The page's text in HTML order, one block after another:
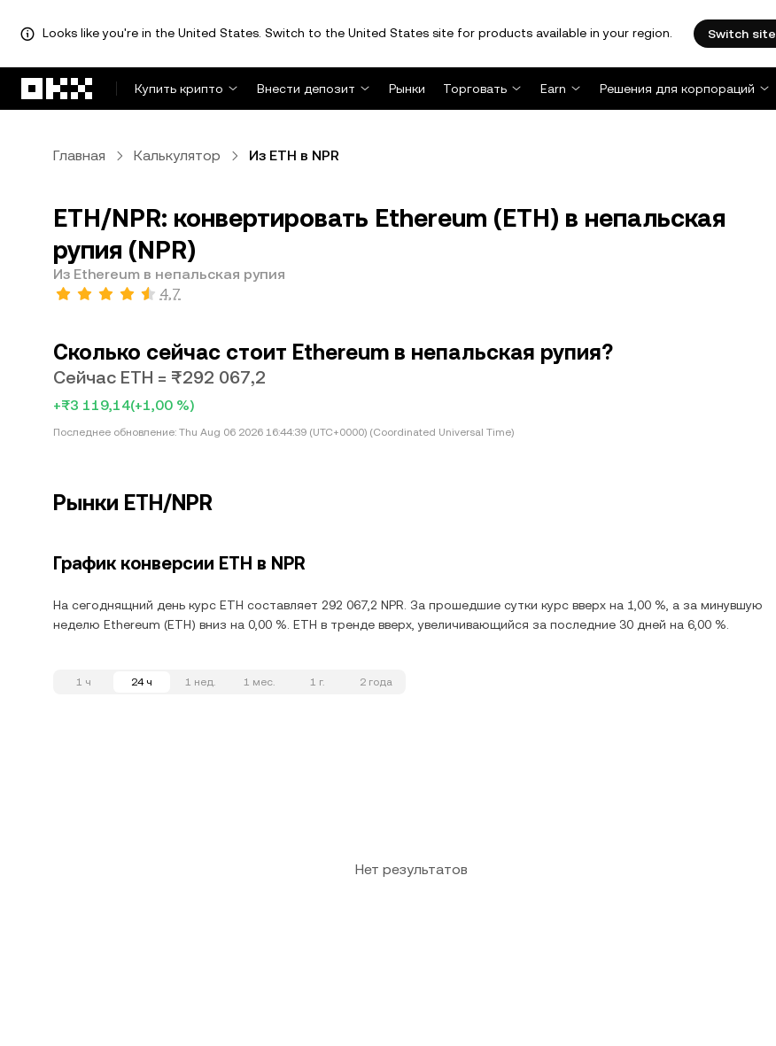
Looks like you're in the United States. Switch to the United States site for products available in your region. Switch site
Купить крипто
Внести депозит Рынки Торговать Earn Решения для корпораций
Главная Калькулятор Из ETH в NPR
ETH/NPR: конвертировать Ethereum (ETH) в непальская
рупия (NPR)
Из Ethereum в непальская рупия
4,7
Сколько сейчас стоит Ethereum в непальская рупия?
Сейчас ETH = ₨292 067,2
+₨3 119,14(+1,00 %)
Последнее обновление: Thu Aug 06 2026 16:44:39 (UTC+0000) (Coordinated Universal Time)
Рынки ETH/NPR
График конверсии ETH в NPR
На сегоднящний день курс ETH составляет 292 067,2 NPR. За прошедшие сутки курс вверх на 1,00 %, а за минувшую
неделю Ethereum (ETH) вниз на 0,00 %. ETH в тренде вверх, увеличивающийся за последние 30 дней на 6,00 %.
1 ч 24 ч 1 нед. 1 мес. 1 г. 2 года
Нет результатов